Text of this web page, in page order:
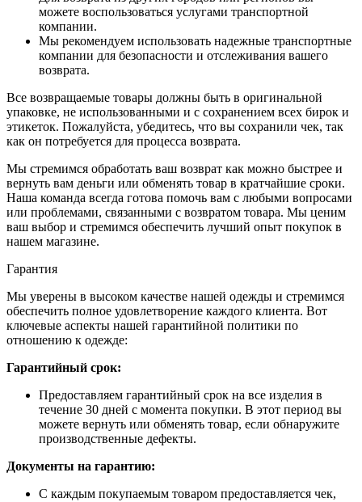
можете воспользоваться услугами транспортной
компании.
Мы рекомендуем использовать надежные транспортные
компании для безопасности и отслеживания вашего
возврата.
Все возвращаемые товары должны быть в оригинальной
упаковке, не использованными и с сохранением всех бирок и
этикеток. Пожалуйста, убедитесь, что вы сохранили чек, так
как он потребуется для процесса возврата.
Мы стремимся обработать ваш возврат как можно быстрее и
вернуть вам деньги или обменять товар в кратчайшие сроки.
Наша команда всегда готова помочь вам с любыми вопросами
или проблемами, связанными с возвратом товара. Мы ценим
ваш выбор и стремимся обеспечить лучший опыт покупок в
нашем магазине.
Гарантия
Мы уверены в высоком качестве нашей одежды и стремимся
обеспечить полное удовлетворение каждого клиента. Вот
ключевые аспекты нашей гарантийной политики по
отношению к одежде:
Гарантийный срок:
Предоставляем гарантийный срок на все изделия в
течение 30 дней с момента покупки. В этот период вы
можете вернуть или обменять товар, если обнаружите
производственные дефекты.
Документы на гарантию:
С каждым покупаемым товаром предоставляется чек,